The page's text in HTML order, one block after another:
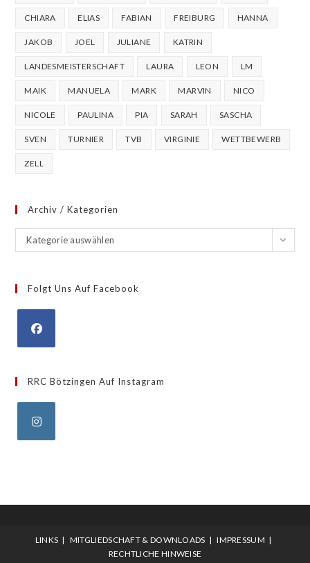
CHIARA ELIAS FABIAN FREIBURG HANNA
JAKOB JOEL JULIANE KATRIN
LANDESMEISTERSCHAFT LAURA LEON LM
MAIK MANUELA MARK MARVIN NICO
NICOLE PAULINA PIA SARAH SASCHA
SVEN TURNIER TVB VIRGINIE WETTBEWERB
ZELL
Archiv / Kategorien
Archiv
/
Kategorie auswählen
Folgt Uns Auf Facebook
a
new
tab
RRC Bötzingen Auf Instagram
LINKS MITGLIEDSCHAFT & DOWNLOADS
IMPRESSUM
RECHTLICHE HINWEISE